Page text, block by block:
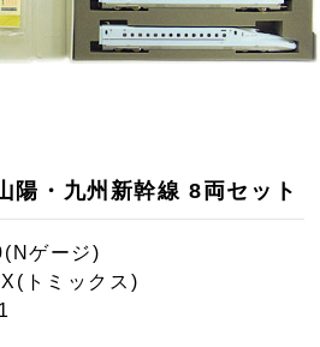
・九州新幹線 8両セット
ゲージ)
トミックス)